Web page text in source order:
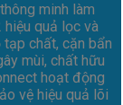
minh làm
quả lọc và
chất, cặn bẩn
mùi, chất hữu
hoạt động
vệ hiệu quả lõi